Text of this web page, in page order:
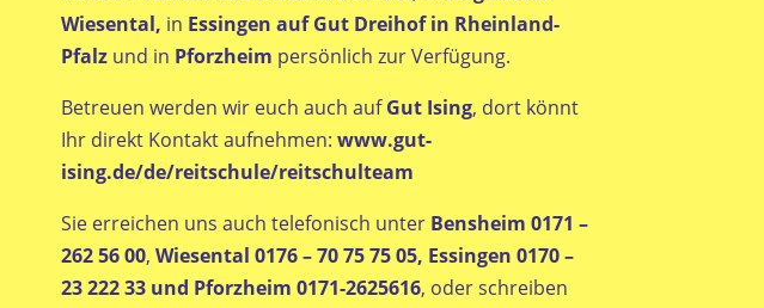
Wiesental, in Essingen auf Gut Dreihof in Rheinland-
Pfalz und in Pforzheim persönlich zur Verfügung.
Betreuen werden wir euch auch aufGut Ising, dort könnt
Ihr direkt Kontakt aufnehmen:www.gut-
ising.de/de/reitschule/reitschulteam
Sie erreichen uns auch telefonisch unter Bensheim 0171 –
262 56 00,Wiesental 0176 – 70 75 75 05, Essingen 0170 –
23 222 33 und Pforzheim 0171-2625616, oder schreiben